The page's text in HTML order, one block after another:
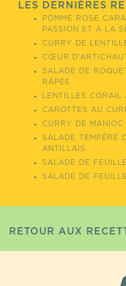
LES DERNIÈRES
POMME ROSE
PASSION ET À LA
CURRY DE
CŒUR
SALADE DE
RÂPÉE
LENTILLES CORAIL
CAROTTES AU
CURRY DE MANIOC
SALADE TEMPÉRÉ
ANTILLAIS.
SALADE DE
SALADE DE
RETOUR AUX